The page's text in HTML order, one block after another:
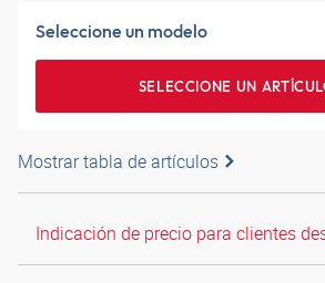
Seleccione un modelo
SELECCIONE UN
Mostrar tabla de artículos
Indicación de precio para clientes